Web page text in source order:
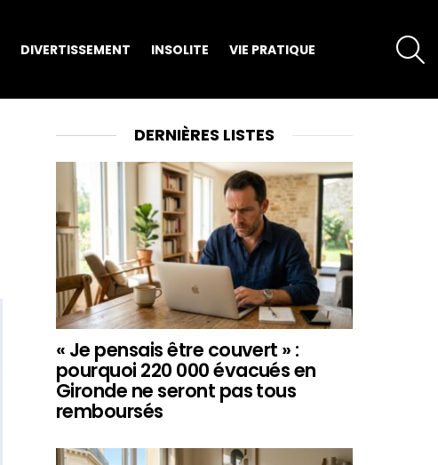
DIVERTISSEMENT INSOLITE VIE PRATIQUE
DERNIÈRES LISTES
« Je pensais être couvert » :
pourquoi 220 000 évacués en
Gironde ne seront pas tous
remboursés